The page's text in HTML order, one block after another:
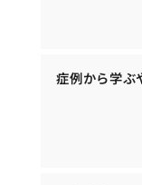
症例から学ぶ